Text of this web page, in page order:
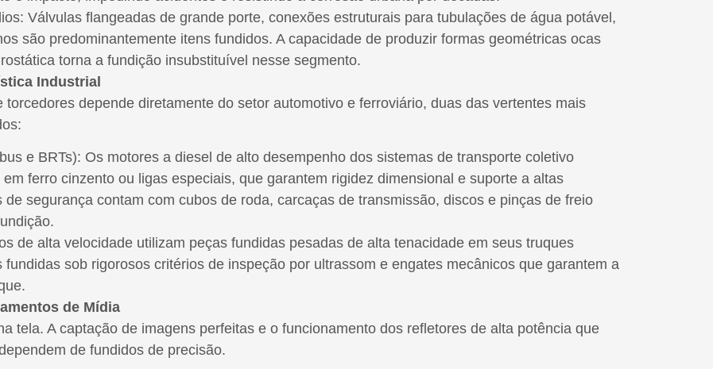
Válvulas flangeadas de grande porte, conexões estruturais para tubulações de água potável,
são predominantemente itens fundidos. A capacidade de produzir formas geométricas ocas
torna a fundição insubstituível nesse segmento.
Industrial
depende diretamente do setor automotivo e ferroviário, duas das vertentes mais
e BRTs): Os motores a diesel de alto desempenho dos sistemas de transporte coletivo
ferro cinzento ou ligas especiais, que garantem rigidez dimensional e suporte a altas
segurança contam com cubos de roda, carcaças de transmissão, discos e pinças de freio
de alta velocidade utilizam peças fundidas pesadas de alta tenacidade em seus truques
sob rigorosos critérios de inspeção por ultrassom e engates mecânicos que garantem a
de Mídia
tela. A captação de imagens perfeitas e o funcionamento dos refletores de alta potência que
de fundidos de precisão.